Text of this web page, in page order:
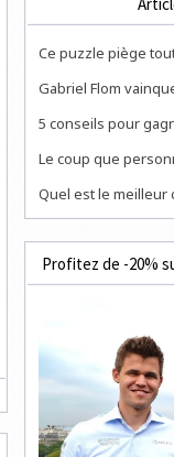
Ce puzzle piège
Gabriel Flom
5 conseils pour
Le coup que
Quel est le meilleur
Profitez de -20%